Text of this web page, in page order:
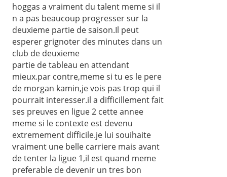
hoggas a vraiment du talent meme si il
n a pas beaucoup progresser sur la
deuxieme partie de saison.Il peut
esperer grignoter des minutes dans un
club de deuxieme
partie de tableau en attendant
mieux.par contre,meme si tu es le pere
de morgan kamin,je vois pas trop qui il
pourrait interesser.il a difficillement fait
ses preuves en ligue 2 cette annee
meme si le contexte est devenu
extremement difficile.je lui souihaite
vraiment une belle carriere mais avant
de tenter la ligue 1,il est quand meme
preferable de devenir un tres bon